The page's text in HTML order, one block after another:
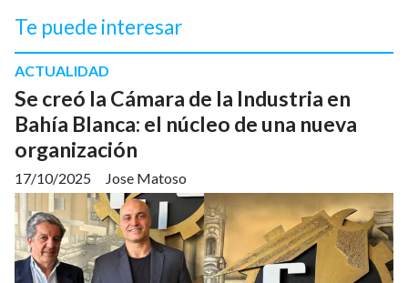
Te puede interesar
Se creó la Cámara de la Industria en
Bahía Blanca: el núcleo de una nueva
organización
Jose Matoso
ACTUALIDAD
17/10/2025